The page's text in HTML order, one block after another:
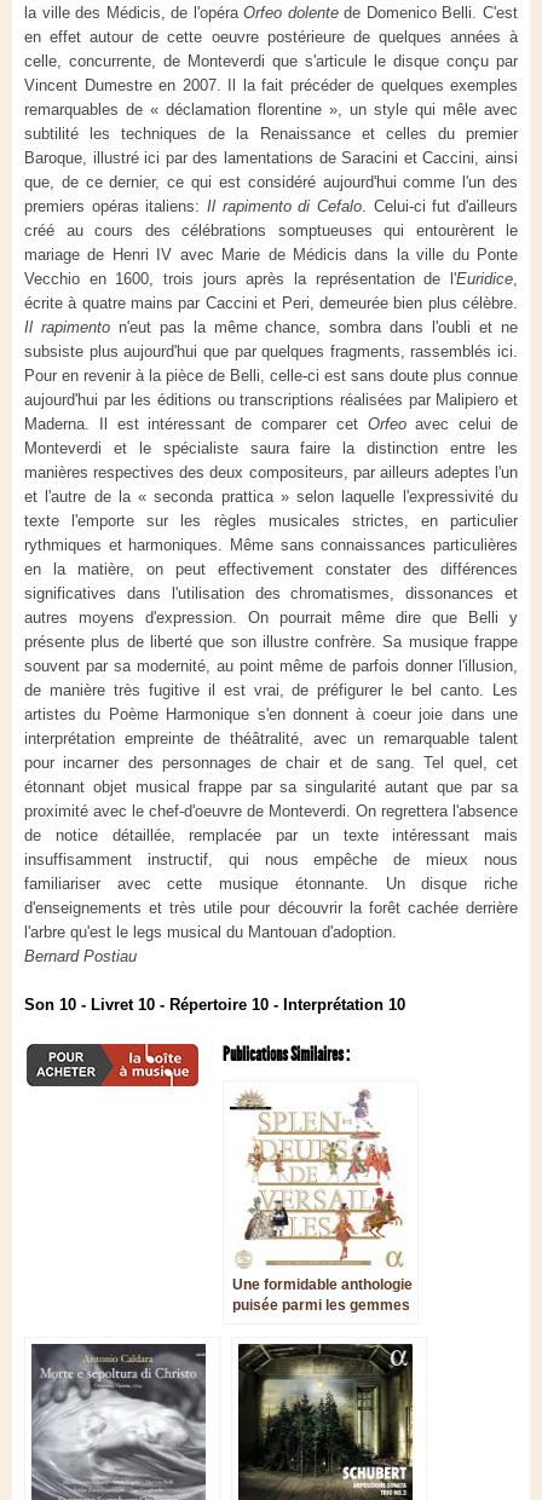
la ville des Médicis, de l'opéraOrfeo dolentede Domenico Belli. C'est
en effet autour de cette oeuvre postérieure de quelques années à
celle, concurrente, de Monteverdi que s'articule le disque conçu par
Vincent Dumestre en 2007. Il la fait précéder de quelques exemples
remarquables de « déclamation florentine », un style qui mêle avec
subtilité les techniques de la Renaissance et celles du premier
Baroque, illustré ici par des lamentations de Saracini et Caccini, ainsi
que, de ce dernier, ce qui est considéré aujourd'hui comme l'un des
premiers opéras italiens: Il rapimento di Cefalo. Celui-ci fut d'ailleurs
créé au cours des célébrations somptueuses qui entourèrent le
mariage de Henri IV avec Marie de Médicis dans la ville du Ponte
Vecchio en 1600, trois jours après la représentation de l'Euridice,
écrite à quatre mains par Caccini et Peri, demeurée bien plus célèbre.
Il rapimenton'eut pas la même chance, sombra dans l'oubli et ne
subsiste plus aujourd'hui que par quelques fragments, rassemblés ici.
Pour en revenir à la pièce de Belli, celle-ci est sans doute plus connue
aujourd'hui par les éditions ou transcriptions réalisées par Malipiero et
Maderna. Il est intéressant de comparer cet Orfeoavec celui de
Monteverdi et le spécialiste saura faire la distinction entre les
manières respectives des deux compositeurs, par ailleurs adeptes l'un
et l'autre de la « seconda prattica » selon laquelle l'expressivité du
texte l'emporte sur les règles musicales strictes, en particulier
rythmiques et harmoniques. Même sans connaissances particulières
en la matière, on peut effectivement constater des différences
significatives dans l'utilisation des chromatismes, dissonances et
autres moyens d'expression. On pourrait même dire que Belli y
présente plus de liberté que son illustre confrère. Sa musique frappe
souvent par sa modernité, au point même de parfois donner l'illusion,
de manière très fugitive il est vrai, de préfigurer le bel canto. Les
artistes du Poème Harmonique s'en donnent à coeur joie dans une
interprétation empreinte de théâtralité, avec un remarquable talent
pour incarner des personnages de chair et de sang. Tel quel, cet
étonnant objet musical frappe par sa singularité autant que par sa
proximité avec le chef-d'oeuvre de Monteverdi. On regrettera l'absence
de notice détaillée, remplacée par un texte intéressant mais
insuffisamment instructif, qui nous empêche de mieux nous
familiariser avec cette musique étonnante. Un disque riche
d'enseignements et très utile pour découvrir la forêt cachée derrière
l'arbre qu'est le legs musical du Mantouan d'adoption.
Bernard Postiau
Son 10 - Livret 10 - Répertoire 10 - Interprétation 10
Publications Similaires :
Une formidable anthologie
puisée parmi les gemmes
Zig Zag Territoires